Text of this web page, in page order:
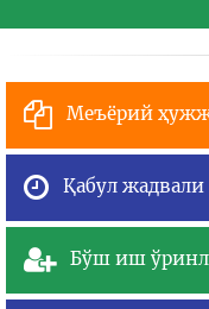
Меъёрий
Қабул жадвали
Бўш иш